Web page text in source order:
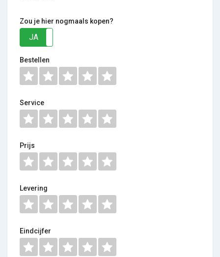
Zou je hier nogmaals kopen?
JA
Bestellen
Service
Prijs
Levering
Eindcijfer